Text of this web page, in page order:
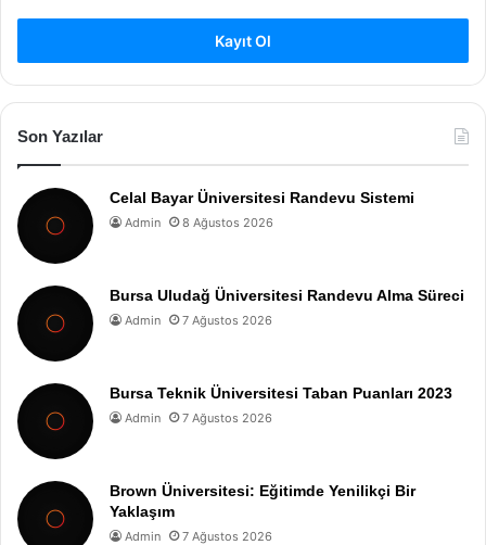
Kayıt Ol
Son Yazılar
Celal Bayar Üniversitesi Randevu Sistemi
Admin 8 Ağustos 2026
Bursa Uludağ Üniversitesi Randevu Alma Süreci
Admin 7 Ağustos 2026
Bursa Teknik Üniversitesi Taban Puanları 2023
Admin 7 Ağustos 2026
Brown Üniversitesi: Eğitimde Yenilikçi Bir
Yaklaşım
Admin 7 Ağustos 2026